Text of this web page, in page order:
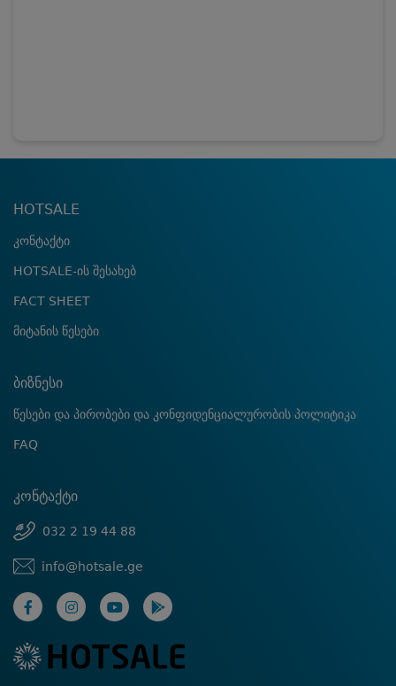
HOTSALE
კონტაქტი
HOTSALE-ის შესახებ
FACT SHEET
მიტანის წესები
ბიზნესი
წესები და პირობები და კონფიდენციალურობის პოლიტიკა
FAQ
კონტაქტი
032 2 19 44 88
info@hotsale.ge